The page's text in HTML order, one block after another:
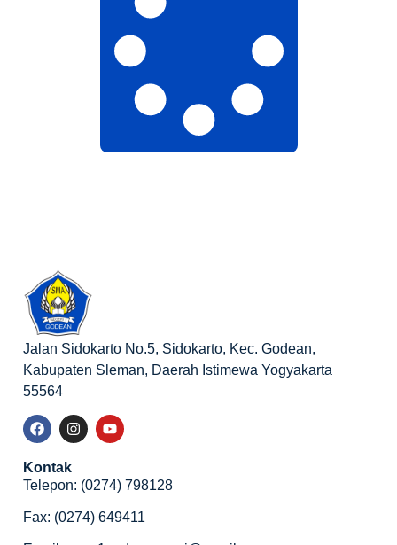
Jalan Sidokarto No.5, Sidokarto, Kec. Godean,
Kabupaten Sleman, Daerah Istimewa Yogyakarta
55564
Kontak
Telepon: (0274) 798128
Fax: (0274) 649411